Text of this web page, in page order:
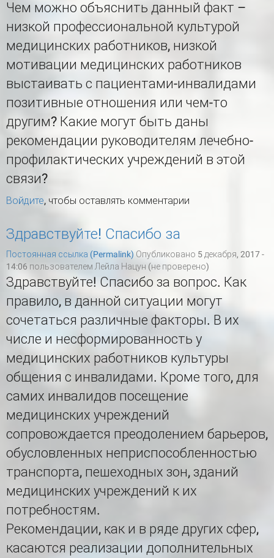
Чем можно объяснить данный факт –
низкой профессиональной культурой
медицинских работников, низкой
мотивации медицинских работников
выстаивать с пациентами-инвалидами
позитивные отношения или чем-то
другим? Какие могут быть даны
рекомендации руководителям лечебно-
профилактических учреждений в этой
связи?
Войдите, чтобы оставлять комментарии
Здравствуйте! Спасибо за
Постоянная ссылка (Permalink) Опубликовано 5 декабря, 2017 -
14:06 пользователем Лейла Нацун (не проверено)
Здравствуйте! Спасибо за вопрос. Как
правило, в данной ситуации могут
сочетаться различные факторы. В их
числе и несформированность у
медицинских работников культуры
общения с инвалидами. Кроме того, для
самих инвалидов посещение
медицинских учреждений
сопровождается преодолением барьеров,
обусловленных неприспособленностью
транспорта, пешеходных зон, зданий
медицинских учреждений к их
потребностям.
Рекомендации, как и в ряде других сфер,
касаются реализации дополнительных